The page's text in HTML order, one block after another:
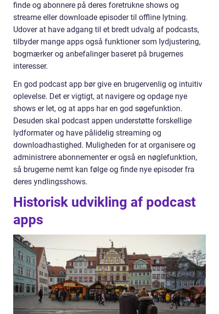
finde og abonnere på deres foretrukne shows og
streame eller downloade episoder til offline lytning.
Udover at have adgang til et bredt udvalg af podcasts,
tilbyder mange apps også funktioner som lydjustering,
bogmærker og anbefalinger baseret på brugernes
interesser.
En god podcast app bør give en brugervenlig og intuitiv
oplevelse. Det er vigtigt, at navigere og opdage nye
shows er let, og at apps har en god søgefunktion.
Desuden skal podcast appen understøtte forskellige
lydformater og have pålidelig streaming og
downloadhastighed. Muligheden for at organisere og
administrere abonnementer er også en nøglefunktion,
så brugerne nemt kan følge og finde nye episoder fra
deres yndlingsshows.
Historisk udvikling af podcast
apps